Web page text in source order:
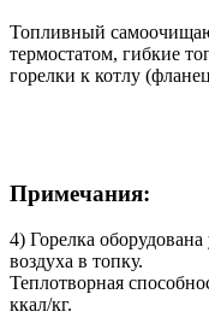
Топливный
термостатом, гибкие
горелки к котлу
Примечания:
4) Горелка
воздуха в топку.
Теплотворная
ккал/кг.